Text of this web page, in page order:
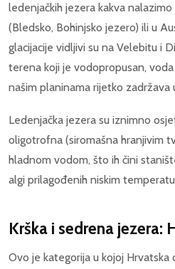
ledenjačkih jezera kakva
(Bledsko, Bohinjsko jezero) ili u
glacijacije vidljivi su na Velebitu i
terena koji je vodopropusan,
našim planinama rijetko zadržava
Ledenjačka jezera su iznimno
oligotrofna (siromašna hranjivim
hladnom vodom, što ih čini
algi prilagođenih niskim
Krška i sedrena jezera:
Ovo je kategorija u kojoj Hrvatska